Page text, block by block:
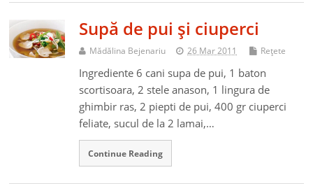
Supă de pui şi ciuperci
Mădălina Bejenariu 26 Mar 2011 Reţete
Ingrediente 6 cani supa de pui, 1 baton
scortisoara, 2 stele anason, 1 lingura de
ghimbir ras, 2 piepti de pui, 400 gr ciuperci
feliate, sucul de la 2 lamai,…
Continue Reading